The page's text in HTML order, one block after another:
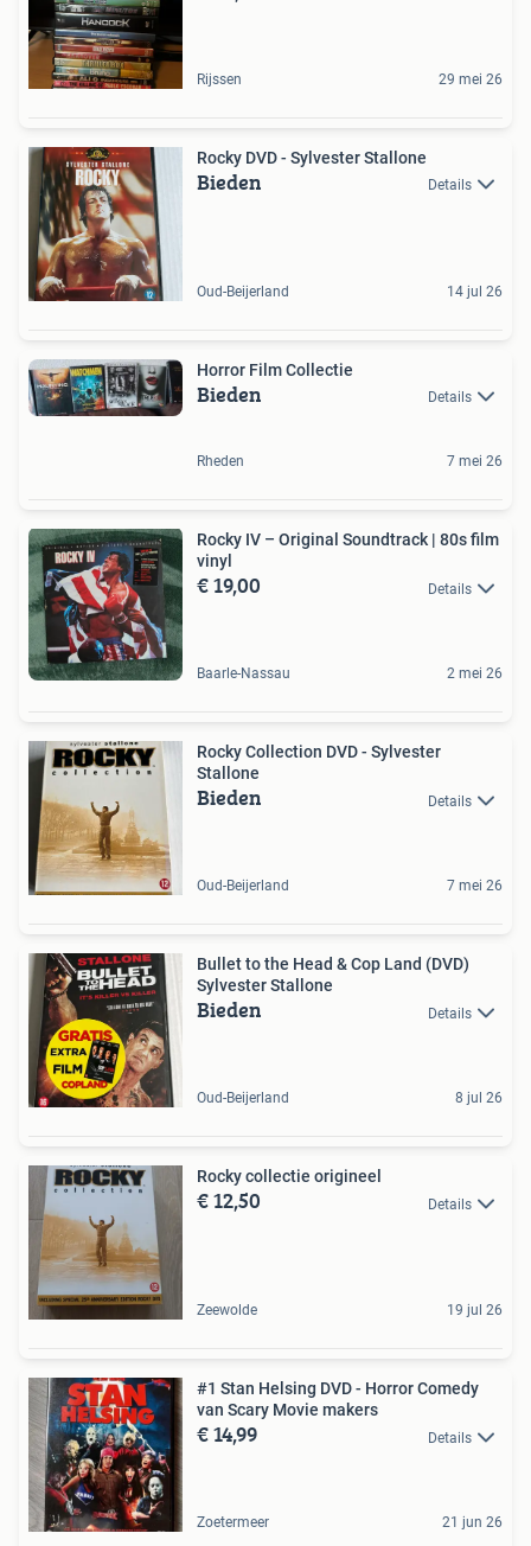
Rijssen 29 mei 26
Rocky DVD - Sylvester Stallone
Bieden Details
Oud-Beijerland 14 jul 26
Horror Film Collectie
Bieden Details
Rheden 7 mei 26
Rocky IV – Original Soundtrack | 80s film
vinyl
€ 19,00 Details
Baarle-Nassau 2 mei 26
Rocky Collection DVD - Sylvester
Stallone
Bieden Details
Oud-Beijerland 7 mei 26
Bullet to the Head & Cop Land (DVD)
Sylvester Stallone
Bieden Details
Oud-Beijerland 8 jul 26
Rocky collectie origineel
€ 12,50 Details
Zeewolde 19 jul 26
#1 Stan Helsing DVD - Horror Comedy
van Scary Movie makers
€ 14,99 Details
Zoetermeer 21 jun 26